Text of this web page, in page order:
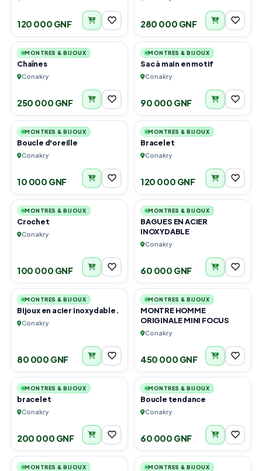
120 000 GNF 280 000 GNF
6
MONTRES & BIJOUX
Chaînes
Conakry
250 000 GNF
2
MONTRES & BIJOUX
Sac à main en motif
Conakry
90 000 GNF
3
MONTRES & BIJOUX
Boucle d'oreille
Conakry
10 000 GNF
3
MONTRES & BIJOUX
Bracelet
Conakry
120 000 GNF
1
MONTRES & BIJOUX
Crochet
Conakry
100 000 GNF
4
MONTRES & BIJOUX
BAGUES EN ACIER
INOXYDABLE
Conakry
60 000 GNF
6
MONTRES & BIJOUX
Bijoux en acier inoxydable.
Conakry
80 000 GNF
5
MONTRES & BIJOUX
MONTRE HOMME
ORIGINALE MINI FOCUS
Conakry
450 000 GNF
6
MONTRES & BIJOUX
bracelet
Conakry
200 000 GNF
1
MONTRES & BIJOUX
Boucle tendance
Conakry
60 000 GNF
4
MONTRES & BIJOUX
1
MONTRES & BIJOUX